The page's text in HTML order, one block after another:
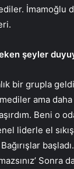
İmamoğlu
şeyler
bir grupla
ama
Beni o
liderle el
Sonra